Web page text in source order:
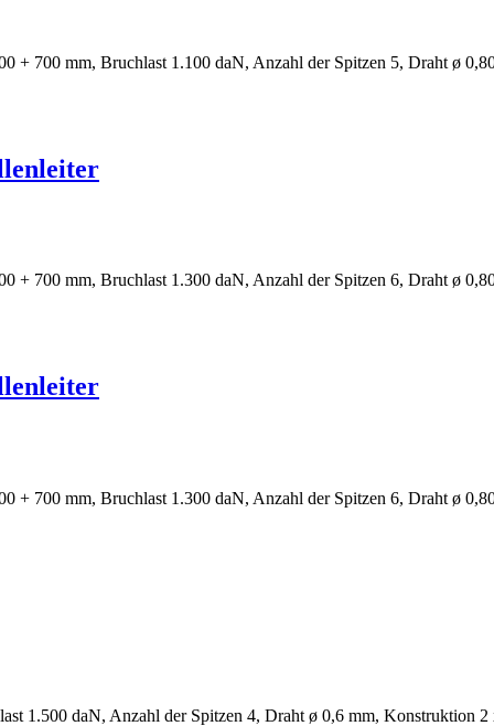
+ 700 mm, Bruchlast 1.100 daN, Anzahl der Spitzen 5, Draht ø
+ 700 mm, Bruchlast 1.300 daN, Anzahl der Spitzen 6, Draht ø
+ 700 mm, Bruchlast 1.300 daN, Anzahl der Spitzen 6, Draht ø
1.500 daN, Anzahl der Spitzen 4, Draht ø 0,6 mm, Konstruktion